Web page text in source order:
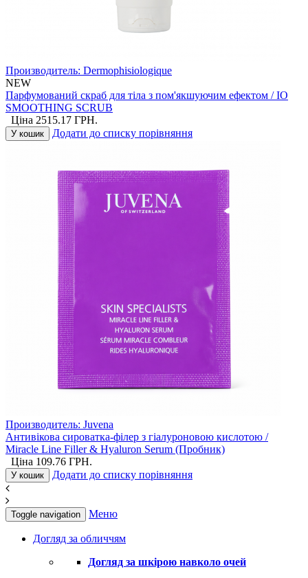
Производитель: Dermophisiologique
NEW
Парфумований скраб для тіла з пом'якшуючим ефектом / IO
SMOOTHING SCRUB
Ціна 2515.17 ГРН.
У кошик Додати до списку порівняння
Производитель: Juvena
Антивікова сироватка-філер з гіалуроновою кислотою /
Miracle Line Filler & Hyaluron Serum (Пробник)
Ціна 109.76 ГРН.
У кошик Додати до списку порівняння
Toggle navigation Меню
Догляд за обличчям
Догляд за шкірою навколо очей